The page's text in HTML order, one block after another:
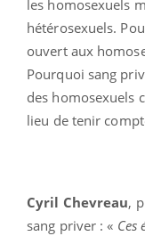
les homosexuels
hétérosexuels.
ouvert aux
Pourquoi sang
des homosexuels
lieu de tenir
Cyril Chevreau,
sang priver : « Ces